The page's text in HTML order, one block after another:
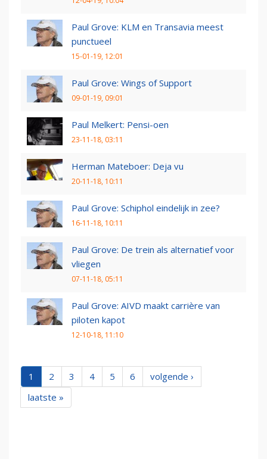
Paul Grove: KLM en Transavia meest
punctueel
15-01-19, 12:01
Paul Grove: Wings of Support
09-01-19, 09:01
Paul Melkert: Pensi-oen
23-11-18, 03:11
Herman Mateboer: Deja vu
20-11-18, 10:11
Paul Grove: Schiphol eindelijk in zee?
16-11-18, 10:11
Paul Grove: De trein als alternatief voor
vliegen
07-11-18, 05:11
Paul Grove: AIVD maakt carrière van
piloten kapot
12-10-18, 11:10
1 2 3 4 5 6
volgende ›
laatste »